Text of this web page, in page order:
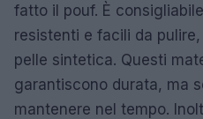
fatto il pouf. È
resistenti e facili da
pelle sintetica. Questi
garantiscono durata, ma
mantenere nel tempo.